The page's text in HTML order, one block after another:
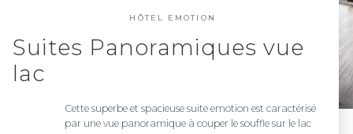
HÔTEL EMOTION
Suites Panoramiques vue
lac
Cette superbe et spacieuse suite emotion est caractérisé
par une vue panoramique à couper le souffle sur le lac